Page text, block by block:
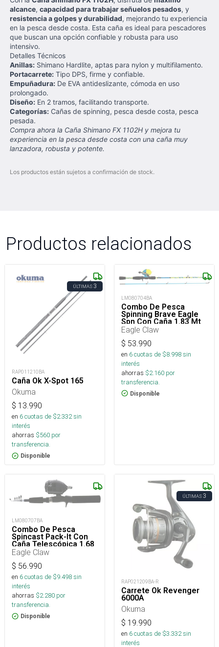
alcance, capacidad para trabajar señuelos pesados, y
resistencia a golpes y durabilidad, mejorando tu experiencia
en la pesca desde costa. Esta caña es ideal para pescadores
que buscan una opción confiable y robusta para uso
intensivo.
Detalles Técnicos
Anillas: Shimano Hardlite, aptas para nylon y multifilamento.
Portacarrete: Tipo DPS, firme y confiable.
Empuñadura: De EVA antideslizante, cómoda en uso
prolongado.
Diseño: En 2 tramos, facilitando transporte.
Categorías: Cañas de spinning, pesca desde costa, pesca
pesada.
Compra ahora la Caña Shimano FX 1102H y mejora tu
experiencia en la pesca desde costa con una caña muy
lanzadora, robusta y potente.
Los productos están sujetos a confirmación de stock.
Productos relacionados
ÚLTIMAS3
RAP011210BA
Caña Ok X-Spot 165
Okuma
$ 13.990
en 6cuotas de $2.332sin
interés
ahorras $560 por
transferencia.
Disponible
LM080704BA
Combo De Pesca
Spinning Brave Eagle
Spn Con Caña 1.83 Mt
De 2 Tramos Y Reel
Eagle Claw
$ 53.990
en 6cuotas de $8.998sin
interés
ahorras $2.160 por
transferencia.
Disponible
LM080707BA
Combo De Pesca
Spincast Pack-It Con
Caña Telescópica 1.68
Mt Y Reel
Eagle Claw
$ 56.990
en 6cuotas de $9.498sin
interés
ahorras $2.280 por
transferencia.
Disponible
ÚLTIMAS3
RAP021209BA-R
Carrete Ok Revenger
6000A
Okuma
$ 19.990
en 6cuotas de $3.332sin
interés